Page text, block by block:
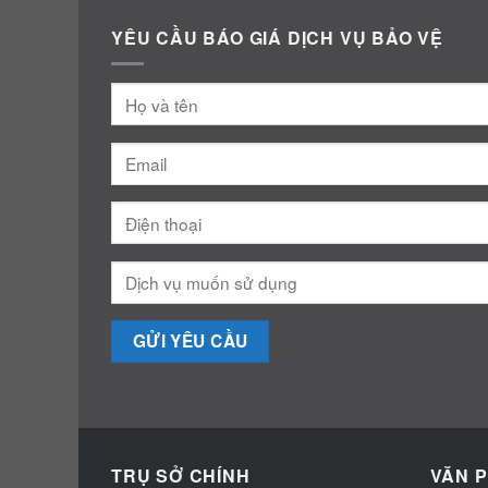
YÊU CẦU BÁO GIÁ DỊCH VỤ BẢO VỆ
TRỤ SỞ CHÍNH VĂN